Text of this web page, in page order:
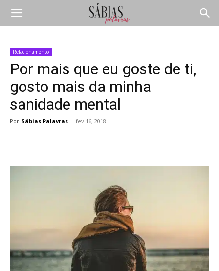
Relacionamento
Por mais que eu goste de ti,
gosto mais da minha
sanidade mental
Por Sábias Palavras - fev 16, 2018